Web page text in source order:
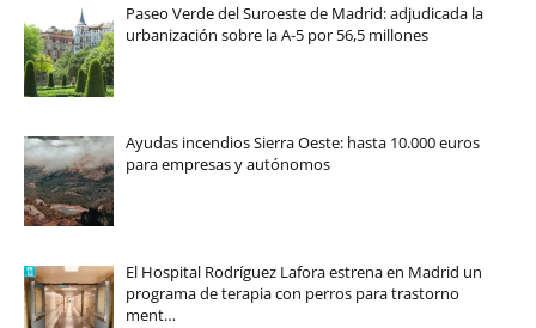
Paseo Verde del Suroeste de Madrid: adjudicada la
urbanización sobre la A-5 por 56,5 millones
Ayudas incendios Sierra Oeste: hasta 10.000 euros
para empresas y autónomos
El Hospital Rodríguez Lafora estrena en Madrid un
programa de terapia con perros para trastorno
ment…